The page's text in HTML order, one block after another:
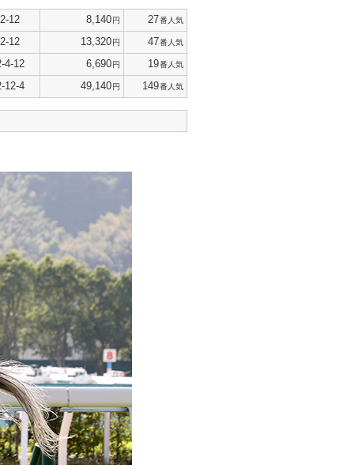
2-12 8,140円 27番人気
2-12 13,320円 47番人気
4-12 6,690円 19番人気
12-4 49,140円 149番人気